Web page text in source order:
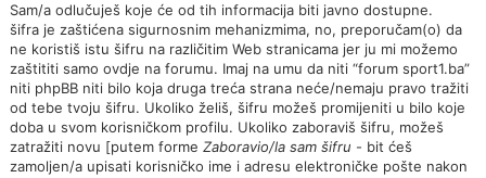
Sam/a odlučuješ koje će od tih informacija biti javno dostupne.
šifra je zaštićena sigurnosnim mehanizmima, no, preporučam(o) da
ne koristiš istu šifru na različitim Web stranicama jer ju mi možemo
zaštititi samo ovdje na forumu. Imaj na umu da niti “forum sport1.ba”
niti phpBB niti bilo koja druga treća strana neće/nemaju pravo tražiti
od tebe tvoju šifru. Ukoliko želiš, šifru možeš promijeniti u bilo koje
doba u svom korisničkom profilu. Ukoliko zaboraviš šifru, možeš
zatražiti novu [putem forme Zaboravio/la sam šifru - bit ćeš
zamoljen/a upisati korisničko ime i adresu elektroničke pošte nakon